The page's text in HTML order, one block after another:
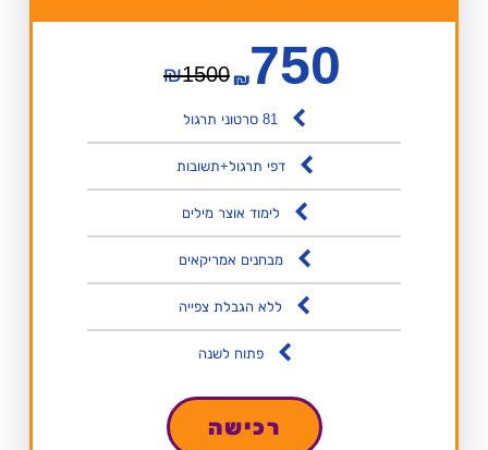
₪1500₪750
81 סרטוני תרגול
דפי תרגול+תשובות
לימוד אוצר מילים
מבחנים אמריקאים
ללא הגבלת צפייה
פתוח לשנה
רכישה